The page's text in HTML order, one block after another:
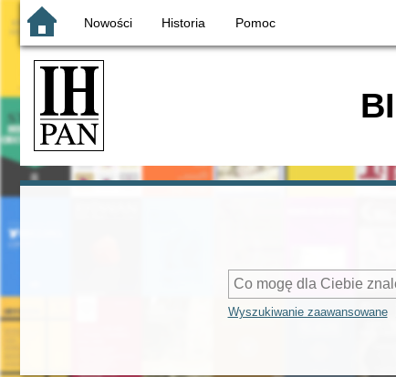
Nowości Historia Pomoc
Wyszukiwanie zaawansowane